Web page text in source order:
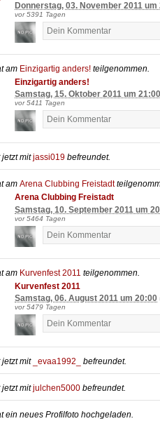
Donnerstag, 03. November 2011 um
vor 5391 Tagen
am Einzigartig anders! teilgenommen.
Einzigartig anders!
Samstag, 15. Oktober 2011 um 21:00
vor 5411 Tagen
jetzt mitjassi019 befreundet.
am Arena Clubbing Freistadt
Arena Clubbing Freistadt
Samstag, 10. September 2011 um
vor 5464 Tagen
am Kurvenfest 2011 teilgenommen.
Kurvenfest 2011
Samstag, 06. August 2011 um 20:00
vor 5479 Tagen
jetzt mit _evaa1992_ befreundet.
jetzt mitjulchen5000 befreundet.
ein neues Profilfoto hochgeladen.